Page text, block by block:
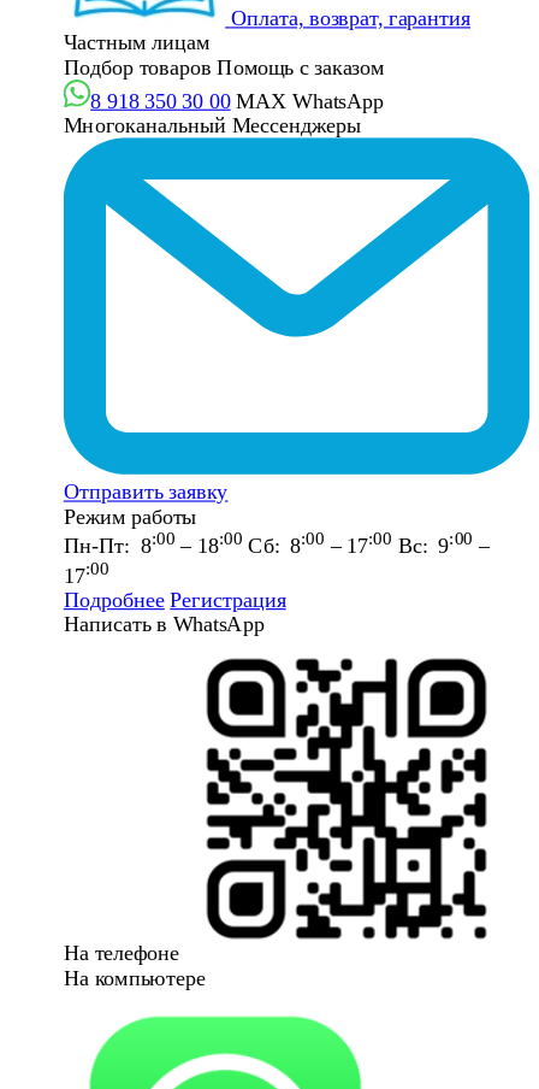
Оплата, возврат, гарантия
Частным лицам
Подбор товаров Помощь с заказом
8 918 350 30 00 MAX WhatsApp
Многоканальный Мессенджеры
Отправить заявку
Режим работы
Пн-Пт: 8:00 – 18:00 Сб: 8:00 – 17:00 Вс: 9:00 –
17:00
Подробнее Регистрация
Написать в WhatsApp
На телефоне
На компьютере